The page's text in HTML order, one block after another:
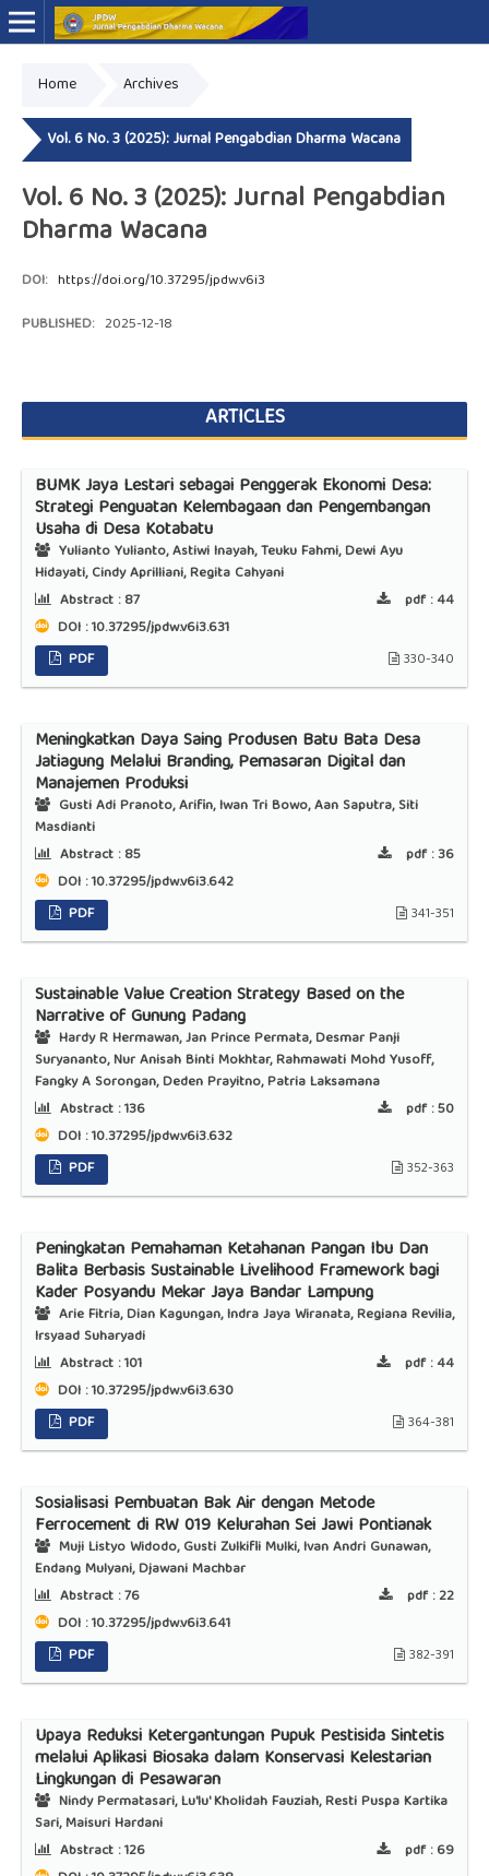
Print ISSN: 2775-7749
Home Archives
Vol. 6 No. 3 (2025): Jurnal Pengabdian Dharma Wacana
Vol. 6 No. 3 (2025): Jurnal Pengabdian
Dharma Wacana
DOI: https://doi.org/10.37295/jpdw.v6i3
PUBLISHED: 2025-12-18
ARTICLES
BUMK Jaya Lestari sebagai Penggerak Ekonomi Desa:
Strategi Penguatan Kelembagaan dan Pengembangan
Usaha di Desa Kotabatu
Yulianto Yulianto, Astiwi Inayah, Teuku Fahmi, Dewi Ayu
Hidayati, Cindy Aprilliani, Regita Cahyani
Abstract :87 pdf :44
DOI : 10.37295/jpdw.v6i3.631
PDF
330-340
Meningkatkan Daya Saing Produsen Batu Bata Desa
Jatiagung Melalui Branding, Pemasaran Digital dan
Manajemen Produksi
Gusti Adi Pranoto, Arifin, Iwan Tri Bowo, Aan Saputra, Siti
Masdianti
Abstract :85 pdf :36
DOI : 10.37295/jpdw.v6i3.642
PDF
341-351
Sustainable Value Creation Strategy Based on the
Narrative of Gunung Padang
Hardy R Hermawan, Jan Prince Permata, Desmar Panji
Suryananto, Nur Anisah Binti Mokhtar, Rahmawati Mohd Yusoff,
Fangky A Sorongan, Deden Prayitno, Patria Laksamana
Abstract :136 pdf :50
DOI : 10.37295/jpdw.v6i3.632
PDF
352-363
Peningkatan Pemahaman Ketahanan Pangan Ibu Dan
Balita Berbasis Sustainable Livelihood Framework bagi
Kader Posyandu Mekar Jaya Bandar Lampung
Arie Fitria, Dian Kagungan, Indra Jaya Wiranata, Regiana Revilia,
Irsyaad Suharyadi
Abstract :101 pdf :44
DOI : 10.37295/jpdw.v6i3.630
PDF
364-381
Sosialisasi Pembuatan Bak Air dengan Metode
Ferrocement di RW 019 Kelurahan Sei Jawi Pontianak
Muji Listyo Widodo, Gusti Zulkifli Mulki, Ivan Andri Gunawan,
Endang Mulyani, Djawani Machbar
Abstract :76 pdf :22
DOI : 10.37295/jpdw.v6i3.641
PDF
382-391
Upaya Reduksi Ketergantungan Pupuk Pestisida Sintetis
melalui Aplikasi Biosaka dalam Konservasi Kelestarian
Lingkungan di Pesawaran
Nindy Permatasari, Lu'lu' Kholidah Fauziah, Resti Puspa Kartika
Sari, Maisuri Hardani
Abstract :126 pdf :69